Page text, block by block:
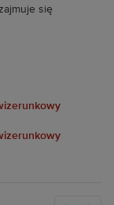
się